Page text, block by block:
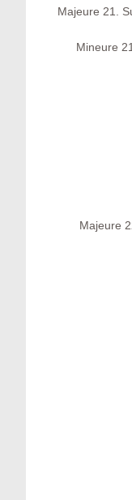
Majeure 21.
Mineure
Majeure